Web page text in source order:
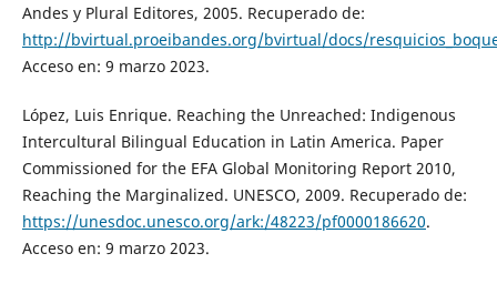
Andes y Plural Editores, 2005. Recuperado de:
http://bvirtual.proeibandes.org/bvirtual/docs/
Acceso en: 9 marzo 2023.
López, Luis Enrique. Reaching the Unreached: Indigenous
Intercultural Bilingual Education in Latin America. Paper
Commissioned for the EFA Global Monitoring Report 2010,
Reaching the Marginalized. UNESCO, 2009. Recuperado de:
https://unesdoc.unesco.org/ark:/48223/pf0000186620.
Acceso en: 9 marzo 2023.